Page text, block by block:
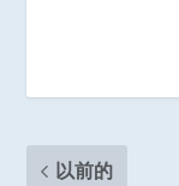
以前的